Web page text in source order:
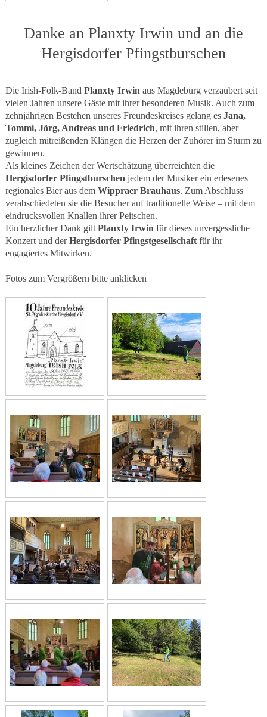
Danke an Planxty Irwin und an die
Hergisdorfer Pfingstburschen
Die Irish-Folk-Band Planxty Irwin aus Magdeburg verzaubert seit
vielen Jahren unsere Gäste mit ihrer besonderen Musik. Auch zum
zehnjährigen Bestehen unseres Freundeskreises gelang es Jana,
Tommi, Jörg, Andreas und Friedrich, mit ihren stillen, aber
zugleich mitreißenden Klängen die Herzen der Zuhörer im Sturm zu
gewinnen.
Als kleines Zeichen der Wertschätzung überreichten die
Hergisdorfer Pfingstburschen jedem der Musiker ein erlesenes
regionales Bier aus dem Wippraer Brauhaus. Zum Abschluss
verabschiedeten sie die Besucher auf traditionelle Weise – mit dem
eindrucksvollen Knallen ihrer Peitschen.
Ein herzlicher Dank gilt Planxty Irwin für dieses unvergessliche
Konzert und derHergisdorfer Pfingstgesellschaftfür ihr
engagiertes Mitwirken.
Fotos zum Vergrößern bitte anklicken